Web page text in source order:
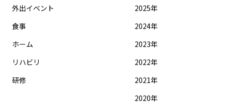
外出イベント
食事
ホーム
リハビリ
研修
2025年
2024年
2023年
2022年
2021年
2020年